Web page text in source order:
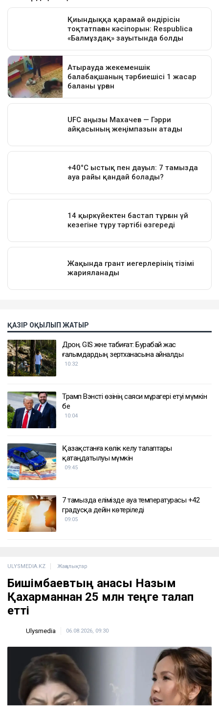
ҚАЗІР ОҚЫЛЫП ЖАТЫР
Дрон, GIS және табиғат: Бурабай жас
ғалымдардың зертханасына айналды
10:32
Трамп Вэнсті өзінің саяси мұрагері етуі мүмкін
бе
10:04
Қазақстанға көлік әкелу талаптары
қатаңдатылуы мүмкін
09:45
7 тамызда елімізде ауа температурасы +42
градусқа дейін көтеріледі
09:05
ULYSMEDIA.KZ Жаңалықтар
Бишімбаевтың анасы Назым
Қахарманнан 25 млн теңге талап
етті
Ulysmedia 06.08.2026, 09:30